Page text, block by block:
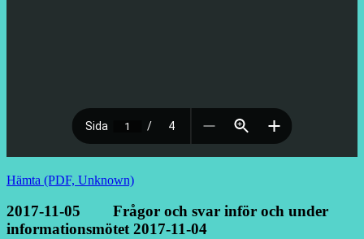
Hämta (PDF, Unknown)
2017-11-05 Frågor och svar inför och under
informationsmötet 2017-11-04